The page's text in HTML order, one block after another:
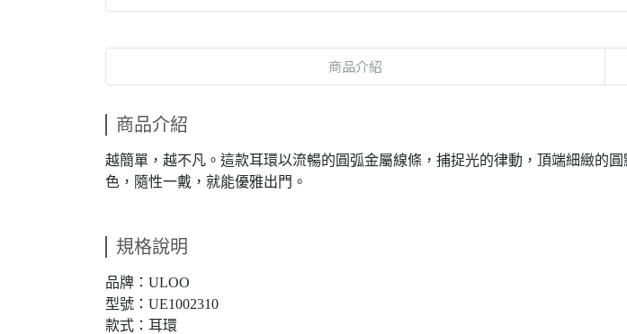
商品介紹
商品介紹
越簡單，越不凡。這款耳環以流暢的圓弧金屬線條，捕捉光的律動，頂端細緻的
色，隨性一戴，就能優雅出門。
規格說明
品牌：ULOO
型號：UE1002310
款式：耳環